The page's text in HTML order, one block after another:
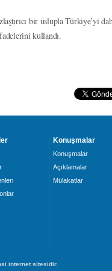
bir üslupla Türkiye’yi
kullandı.
Konuşmalar
Konuşmalar
Açıklamalar
Mülakatlar
internet sitesidir.